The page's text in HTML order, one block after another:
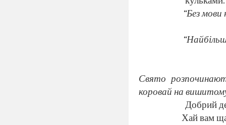
“Без мови
Свято
коровай на
Добрий
Хай вам